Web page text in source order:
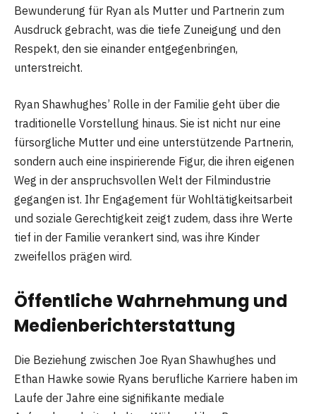
Bewunderung für Ryan als Mutter und Partnerin zum
Ausdruck gebracht, was die tiefe Zuneigung und den
Respekt, den sie einander entgegenbringen,
unterstreicht​​.
Ryan Shawhughes’ Rolle in der Familie geht über die
traditionelle Vorstellung hinaus. Sie ist nicht nur eine
fürsorgliche Mutter und eine unterstützende Partnerin,
sondern auch eine inspirierende Figur, die ihren eigenen
Weg in der anspruchsvollen Welt der Filmindustrie
gegangen ist. Ihr Engagement für Wohltätigkeitsarbeit
und soziale Gerechtigkeit zeigt zudem, dass ihre Werte
tief in der Familie verankert sind, was ihre Kinder
zweifellos prägen wird​​.
Öffentliche Wahrnehmung und
Medienberichterstattung
Die Beziehung zwischen Joe Ryan Shawhughes und
Ethan Hawke sowie Ryans berufliche Karriere haben im
Laufe der Jahre eine signifikante mediale